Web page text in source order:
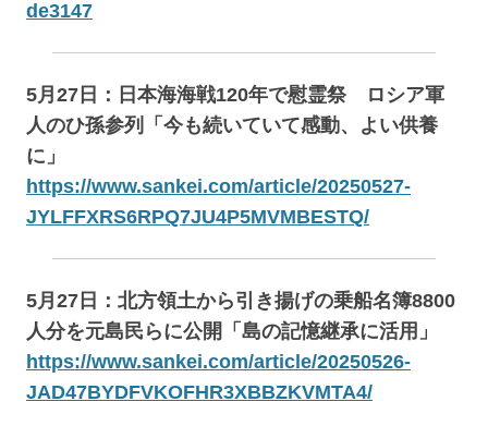
de3147
5月27日：日本海海戦120年で慰霊祭 ロシア軍
人のひ孫参列「今も続いていて感動、よい供養
に」
https://www.sankei.com/article/20250527-
JYLFFXRS6RPQ7JU4P5MVMBESTQ/
5月27日：北方領土から引き揚げの乗船名簿8800
人分を元島民らに公開「島の記憶継承に活用」
https://www.sankei.com/article/20250526-
JAD47BYDFVKOFHR3XBBZKVMTA4/